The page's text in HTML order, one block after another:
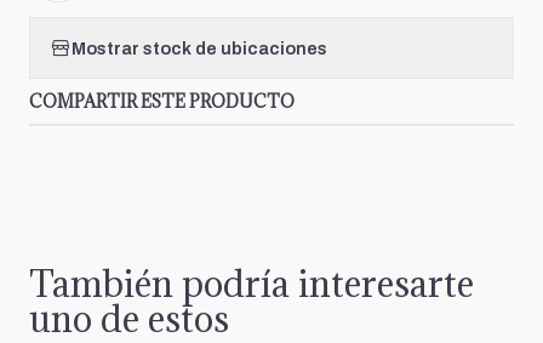
Mostrar stock de ubicaciones
COMPARTIR ESTE PRODUCTO
También podría interesarte
uno de estos